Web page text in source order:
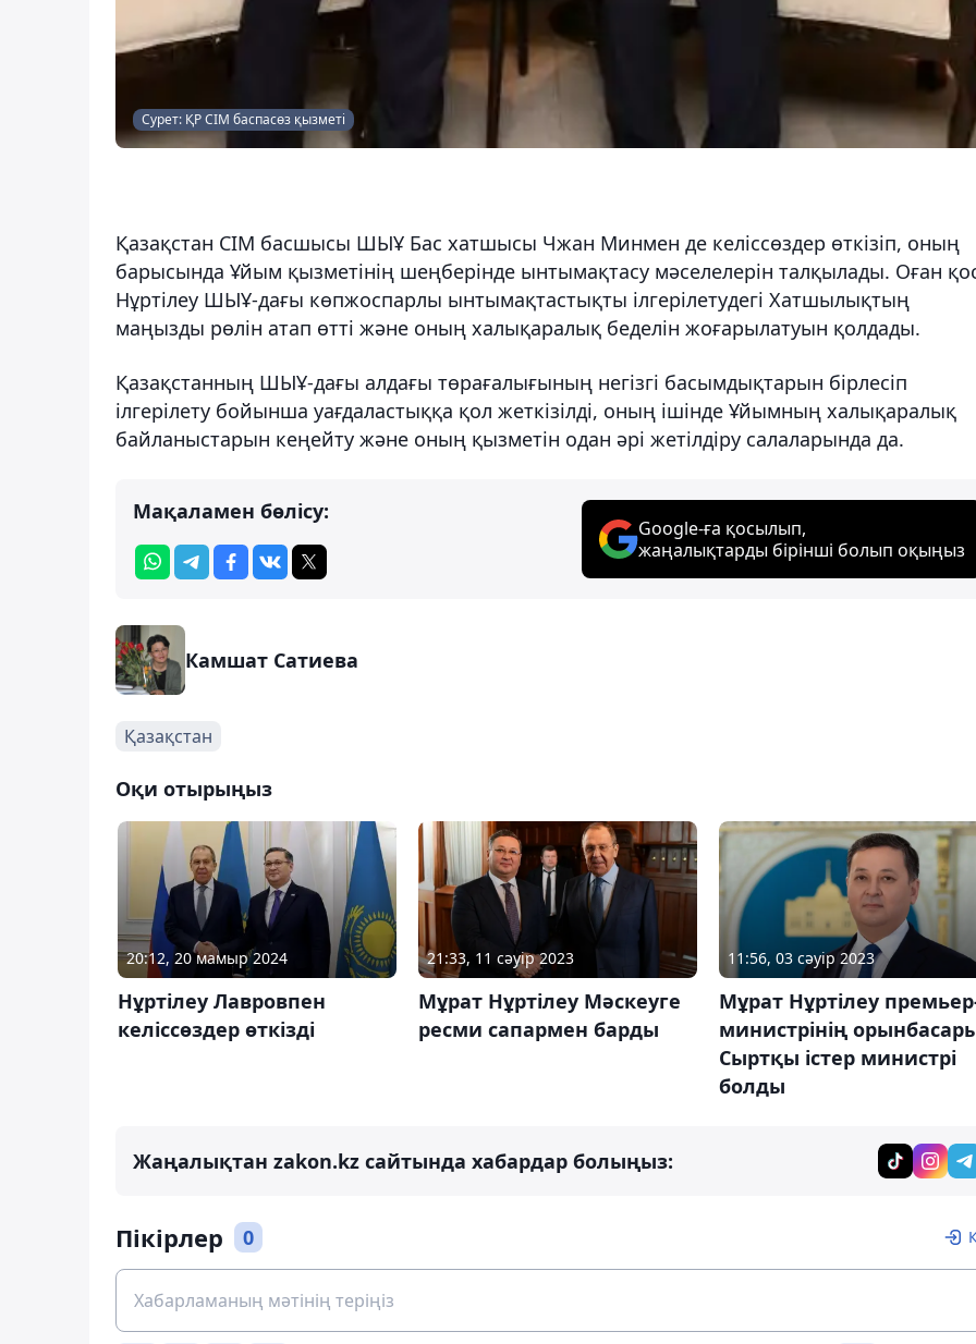
Сурет: ҚР СІМ баспасөз қызметі
Қазақстан СІМ басшысы ШЫҰ Бас хатшысы Чжан Минмен де келіссөздер өткізіп, оның
барысында Ұйым қызметінің шеңберінде ынтымақтасу мәселелерін талқылады. Оған
Нұртілеу ШЫҰ-дағы көпжоспарлы ынтымақтастықты ілгерілетудегі Хатшылықтың
маңызды рөлін атап өтті және оның халықаралық беделін жоғарылатуын қолдады.
Қазақстанның ШЫҰ-дағы алдағы төрағалығының негізгі басымдықтарын бірлесіп
ілгерілету бойынша уағдаластыққа қол жеткізілді, оның ішінде Ұйымның халықаралық
байланыстарын кеңейту және оның қызметін одан әрі жетілдіру салаларында да.
Мақаламен бөлісу:
Google-ға қосылып,
жаңалықтарды бірінші болып оқыңыз
Камшат Сатиева
Қазақстан
Оқи отырыңыз
20:12, 20 мамыр 2024
Нұртілеу Лавровпен
келіссөздер өткізді
21:33, 11 сәуір 2023
Мұрат Нұртілеу Мәскеуге
ресми сапармен барды
11:56, 03 сәуір 2023
Мұрат Нұртілеу
министрінің
Сыртқы істер министрі
болды
Жаңалықтан zakon.kz сайтында хабардар болыңыз:
Пікірлер 0